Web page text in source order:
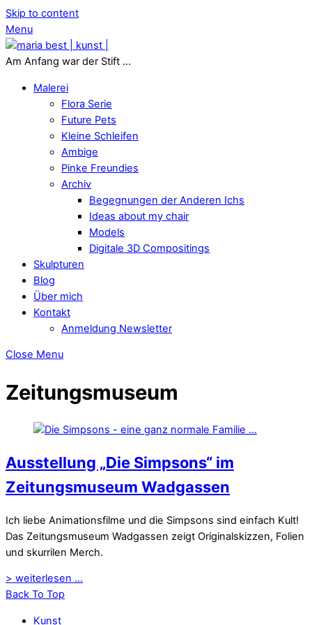
Skip to content
Menu
Am Anfang war der Stift ...
Malerei
Flora Serie
Future Pets
Kleine Schleifen
Ambige
Pinke Freundies
Archiv
Begegnungen der Anderen Ichs
Ideas about my chair
Models
Digitale 3D Compositings
Skulpturen
Blog
Über mich
Kontakt
Anmeldung Newsletter
Close Menu
Zeitungsmuseum
Ausstellung „Die Simpsons“ im
Zeitungsmuseum Wadgassen
Ich liebe Animationsfilme und die Simpsons sind einfach Kult!
Das Zeitungsmuseum Wadgassen zeigt Originalskizzen, Folien
und skurrilen Merch.
> weiterlesen ...
Back To Top
Kunst